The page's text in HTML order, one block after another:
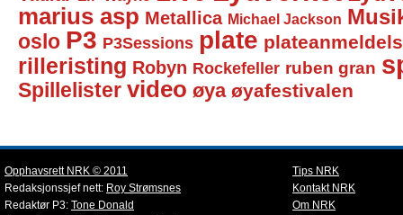
marius asp Metallica Michael Jackson
oslo P3 P3Sessions plate
rilleristing Robyn Rockefeller ruben gran
Spillelister video øya øyafestivalen
Opphavsrett NRK © 2011
Redaksjonssjef nett: Roy Strømsnes
Redaktør P3: Tone Donald
Tips NRK
Kontakt NRK
Om NRK